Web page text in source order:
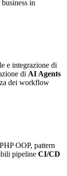
in
e integrazione di
di AI Agents
dei workflow
OOP, pattern
pipeline CI/CD